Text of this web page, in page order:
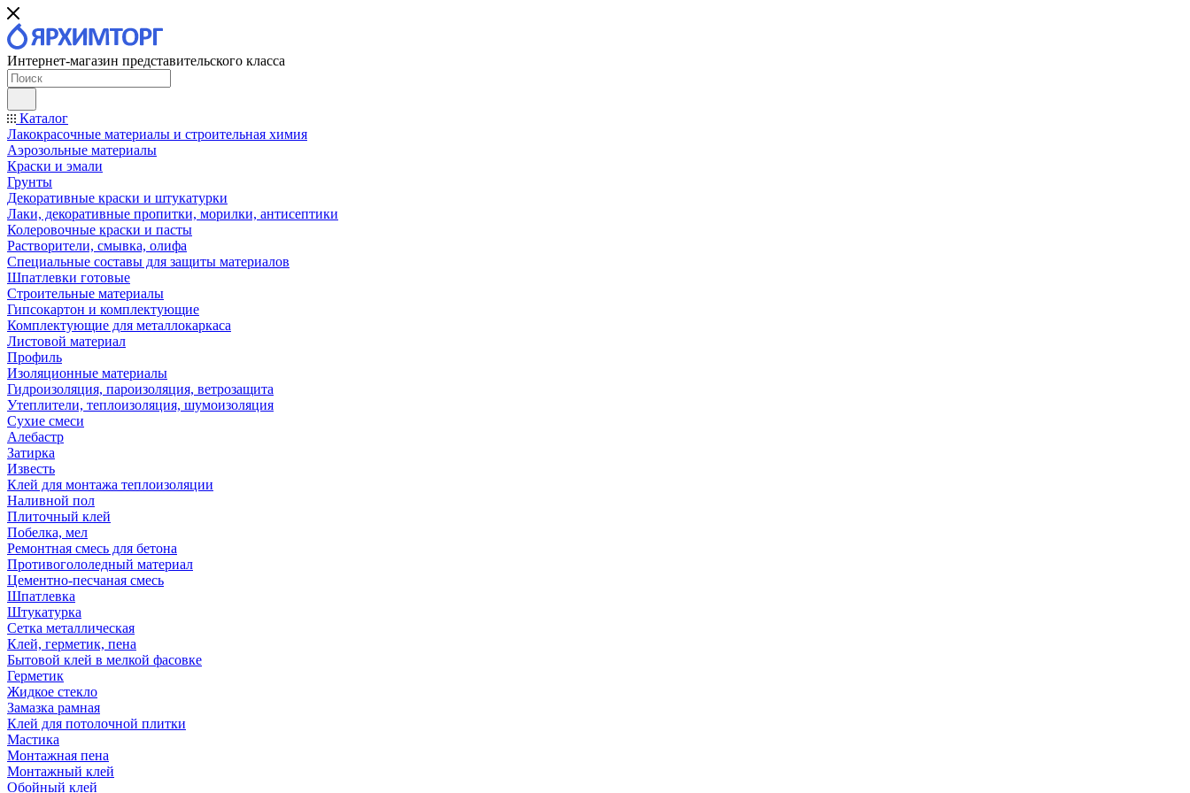
Интернет-магазин представительского класса
Каталог
Лакокрасочные материалы и строительная химия
Аэрозольные материалы
Краски и эмали
Грунты
Декоративные краски и штукатурки
Лаки, декоративные пропитки, морилки, антисептики
Колеровочные краски и пасты
Растворители, смывка, олифа
Специальные составы для защиты материалов
Шпатлевки готовые
Строительные материалы
Гипсокартон и комплектующие
Комплектующие для металлокаркаса
Листовой материал
Профиль
Изоляционные материалы
Гидроизоляция, пароизоляция, ветрозащита
Утеплители, теплоизоляция, шумоизоляция
Сухие смеси
Алебастр
Затирка
Известь
Клей для монтажа теплоизоляции
Наливной пол
Плиточный клей
Побелка, мел
Ремонтная смесь для бетона
Противогололедный материал
Цементно-песчаная смесь
Шпатлевка
Штукатурка
Сетка металлическая
Клей, герметик, пена
Бытовой клей в мелкой фасовке
Герметик
Жидкое стекло
Замазка рамная
Клей для потолочной плитки
Мастика
Монтажная пена
Монтажный клей
Обойный клей